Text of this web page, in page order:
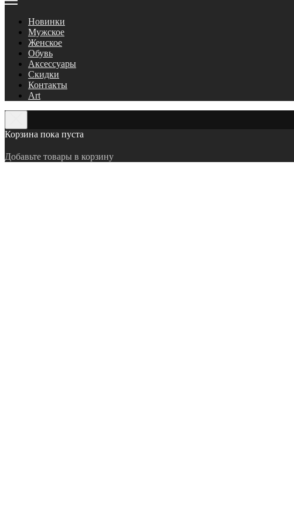
Новинки
Мужское
Женское
Обувь
Аксессуары
Скидки
Контакты
Art
Корзина пока пуста
Добавьте товары в корзину